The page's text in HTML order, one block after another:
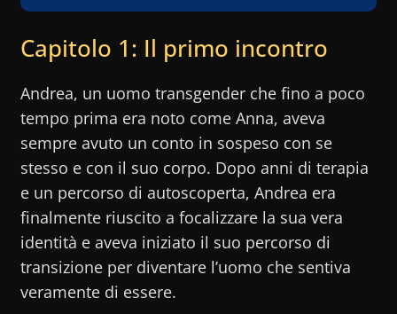
Capitolo 1: Il primo incontro
Andrea, un uomo transgender che fino a poco
tempo prima era noto come Anna, aveva
sempre avuto un conto in sospeso con se
stesso e con il suo corpo. Dopo anni di terapia
e un percorso di autoscoperta, Andrea era
finalmente riuscito a focalizzare la sua vera
identità e aveva iniziato il suo percorso di
transizione per diventare l’uomo che sentiva
veramente di essere.